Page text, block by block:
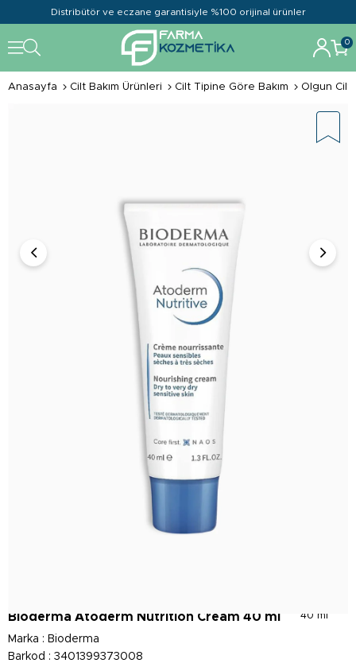
Distribütör ve eczane garantisiyle %100 orijinal ürünler
0
Anasayfa Cilt Bakım Ürünleri Cilt Tipine Göre Bakım Olgun Cilt
40 ml
Bioderma Atoderm Nutrition Cream 40 ml
Marka : Bioderma
Barkod : 3401399373008